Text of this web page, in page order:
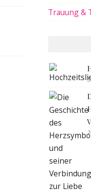
Trauung &